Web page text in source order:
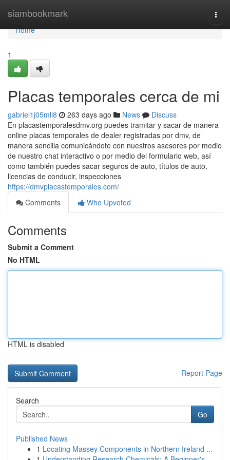
siambookmark
Home
Home
1
Placas temporales cerca de mi
gabriel1j05mli8 263 days ago News
Discuss
En placastemporalesdmv.org puedes tramitar y sacar de manera
online placas temporales de dealer registradas por dmv, de
manera sencilla comunicándote con nuestros asesores por medio
de nuestro chat interactivo o por medio del formulario web, así
como también puedes sacar seguros de auto, títulos de auto,
licencias de conducir, inspecciones
https://dmvplacastemporales.com/
Comments
Who Upvoted
Comments
Submit a Comment
No HTML
HTML is disabled
Report Page
Search
Go
Published News
1 Locating Massey Components in Northern Ireland ...